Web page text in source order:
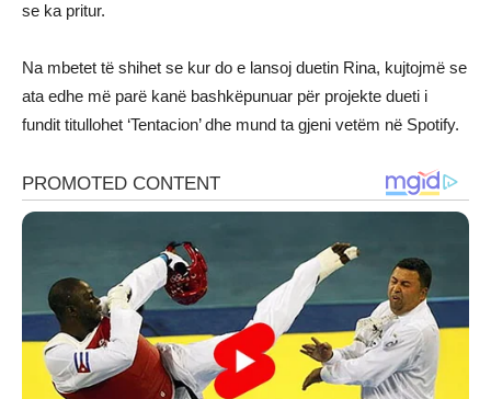
se ka pritur.
Na mbetet të shihet se kur do e lansoj duetin Rina, kujtojmë se
ata edhe më parë kanë bashkëpunuar për projekte dueti i
fundit titullohet ‘Tentacion’ dhe mund ta gjeni vetëm në Spotify.